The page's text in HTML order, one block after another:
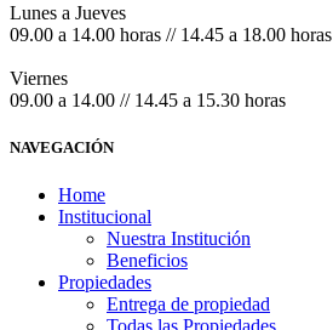
Lunes a Jueves
09.00 a 14.00 horas // 14.45 a 18.00 horas
Viernes
09.00 a 14.00 // 14.45 a 15.30 horas
NAVEGACIÓN
Home
Institucional
Nuestra Institución
Beneficios
Propiedades
Entrega de propiedad
Todas las Propiedades